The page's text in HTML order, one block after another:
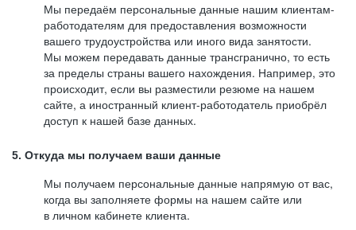
Мы передаём персональные данные нашим клиентам-
работодателям для предоставления возможности
вашего трудоустройства или иного вида занятости.
Мы можем передавать данные трансгранично, то есть
за пределы страны вашего нахождения. Например, это
происходит, если вы разместили резюме на нашем
сайте, а иностранный клиент-работодатель приобрёл
доступ к нашей базе данных.
5. Откуда мы получаем ваши данные
Мы получаем персональные данные напрямую от вас,
когда вы заполняете формы на нашем сайте или
в личном кабинете клиента.